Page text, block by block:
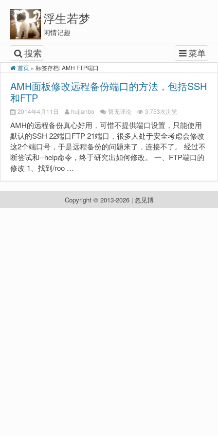
浮生若梦
闲情记趣
搜索 菜单
首页 » 标签存档: AMH FTP端口
AMH面板修改远程备份端口的方法，包括SSH
和FTP
2014年4月11日 hujianbo 暂无评论 3,753次浏览
AMH的远程备份真心好用，可惜不提供端口设置，只能使用
默认的SSH 22端口FTP 21端口，很多人处于安全考虑会修改
这2个端口号，于是远程备份的问题来了，连接不了。 经过不
断尝试和--help命令，终于研究出如何修改。 一、FTP端口的
修改 1、找到/roo …
Copyright © 2013-2026 | 忽见博